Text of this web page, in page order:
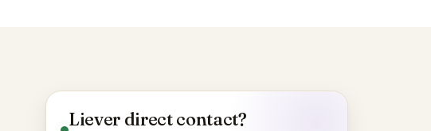
Liever direct contact?